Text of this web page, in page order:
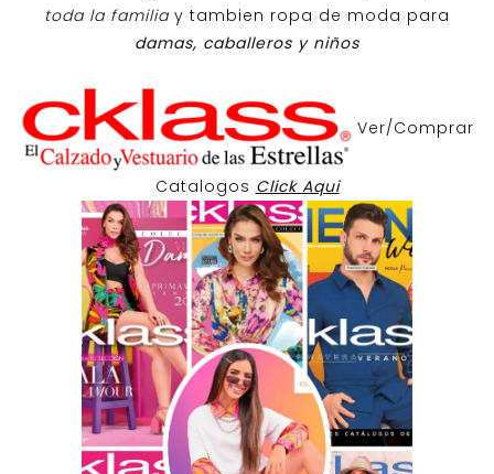
toda la familiay tambien ropa de moda para
damas, caballeros y niños
Ver/Comprar
Catalogos Click Aqui